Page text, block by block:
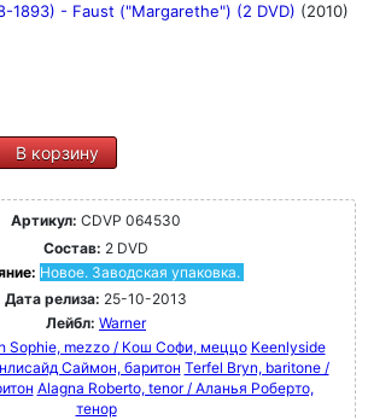
1893) - Faust ("Margarethe") (2 DVD) (2010)
В корзину
Артикул: CDVP 064530
Состав: 2 DVD
Новое. Заводская упаковка.
Дата релиза: 25-10-2013
Лейбл: Warner
Sophie, mezzo / Кош Софи, меццо Keenlyside
Саймон, баритон Terfel Bryn, baritone /
Alagna Roberto, tenor / Аланья Роберто,
тенор